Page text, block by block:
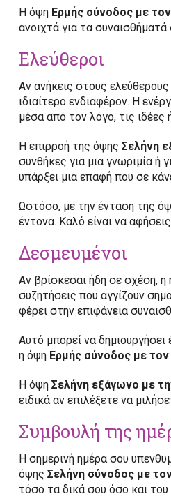
Η όψη Ερμής σύνοδος με
ανοιχτά για τα
Ελεύθεροι
Αν ανήκεις στους
ιδιαίτερο ενδιαφέρον. Η
μέσα από τον λόγο, τις ιδέες
Η επιρροή της όψης Σελήνη
συνθήκες για μια γνωριμία ή
υπάρξει μια επαφή που σε
Ωστόσο, με την ένταση της
έντονα. Καλό είναι να
Δεσμευμένοι
Αν βρίσκεσαι ήδη σε σχέση, η
συζητήσεις που αγγίζουν
φέρει στην επιφάνεια
Αυτό μπορεί να
η όψη Ερμής σύνοδος με
Η όψη Σελήνη εξάγωνο με
ειδικά αν επιλέξετε να
Συμβουλή της
Η σημερινή ημέρα σου
όψης Σελήνη σύνοδος με
τόσο τα δικά σου όσο και του